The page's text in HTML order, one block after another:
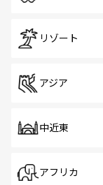
リゾート
アジア
中近東
アフリカ